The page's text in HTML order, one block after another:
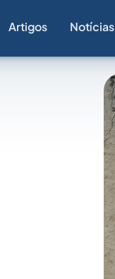
Artigos Notícias